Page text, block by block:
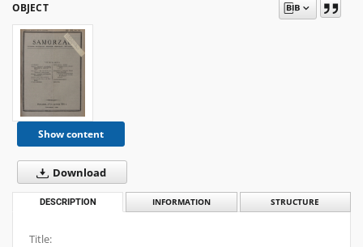
OBJECT
Show content
Download
DESCRIPTION INFORMATION STRUCTURE
Title: